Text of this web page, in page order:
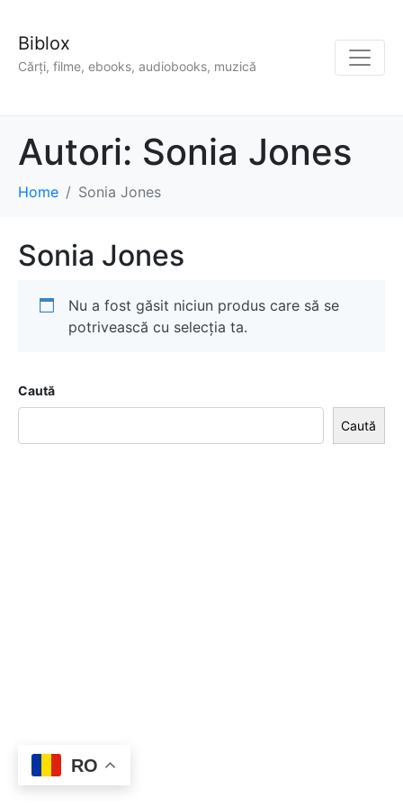
Biblox
Cărți, filme, ebooks, audiobooks, muzică
Autori: Sonia Jones
Home Sonia Jones
Sonia Jones
Nu a fost găsit niciun produs care să se
potrivească cu selecția ta.
Caută
Caută
RO